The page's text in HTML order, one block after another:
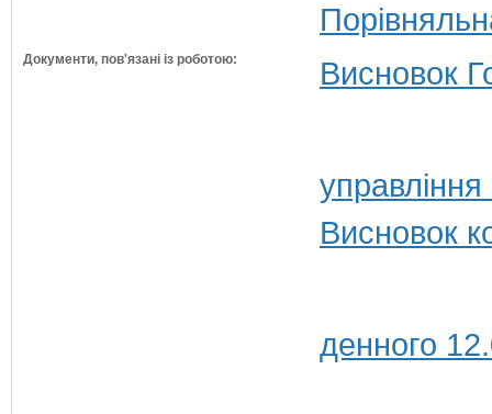
Документи, пов'язані із роботою: Висновок
Висновок
денного